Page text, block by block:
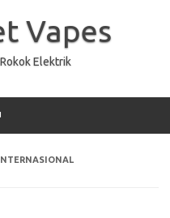
Vapes
Elektrik